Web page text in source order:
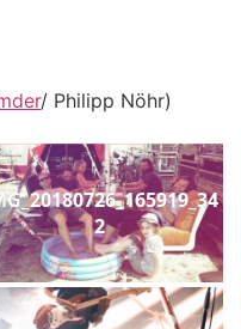
/ Philipp Nöhr)
2